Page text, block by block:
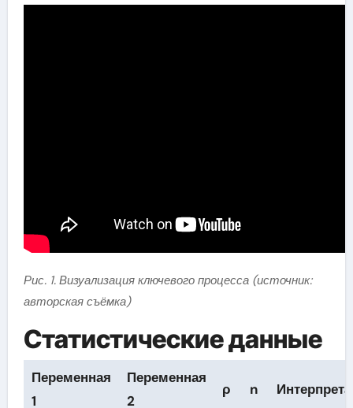
Рис. 1. Визуализация ключевого процесса (источник:
авторская съёмка)
Статистические данные
Переменная
1
Переменная
2
ρ n